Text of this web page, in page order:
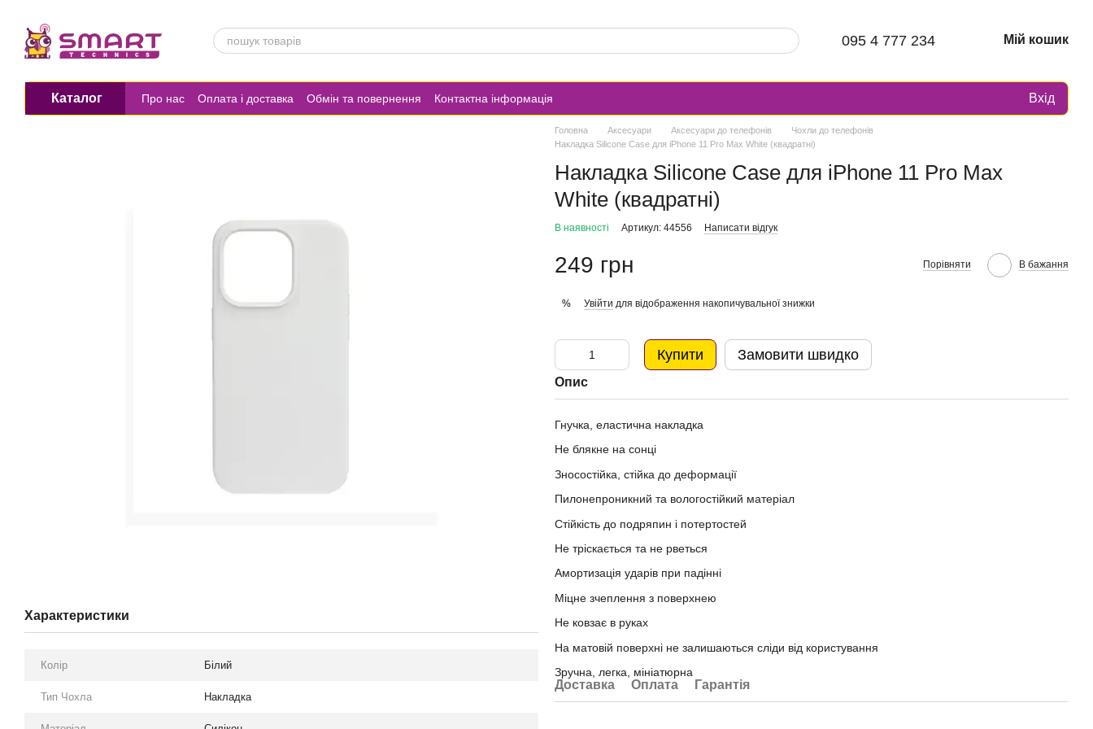
095 4 777 234 Мій кошик
Каталог Про нас Оплата і доставка Обмін та повернення Контактна інформація Вхід
Характеристики
Колір Білий
Тип Чохла Накладка
Головна Аксесуари Аксесуари до телефонів
Чохли до телефонів
Накладка Silicone Case для iPhone 11 Pro Max White (квадратні)
Накладка Silicone Case для iPhone 11 Pro Max
White (квадратні)
В наявності Артикул: 44556 Написати відгук
249 грн Порівняти В бажання
% Увійти для відображення накопичувальної знижки
Купити Замовити швидко
Опис
Гнучка, еластична накладка
Не блякне на сонці
Зносостійка, стійка до деформації
Пилонепроникний та вологостійкий матеріал
Стійкість до подряпин і потертостей
Не тріскається та не рветься
Амортизація ударів при падінні
Міцне зчеплення з поверхнею
Не ковзає в руках
На матовiй поверхні не залишаються сліди від користування
Зручна, легка, мініатюрна
Доставка Оплата Гарантія